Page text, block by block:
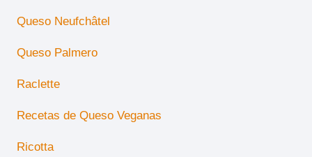
Queso Neufchâtel
Queso Palmero
Raclette
Recetas de Queso Veganas
Ricotta